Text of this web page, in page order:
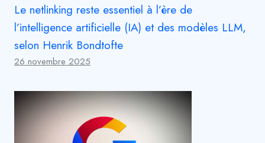
Le netlinking reste essentiel à l’ère de
l’intelligence artificielle (IA) et des modèles LLM,
selon Henrik Bondtofte
26 novembre 2025